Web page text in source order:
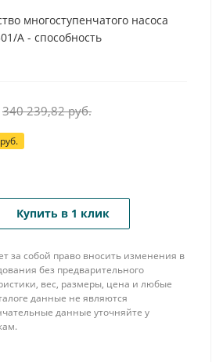
многоступенчатого насоса
A - способность
340 239,82руб.
руб.
Купить в 1 клик
за собой право вносить изменения в
без предварительного
вес, размеры, цена и любые
данные не являются
данные уточняйте у